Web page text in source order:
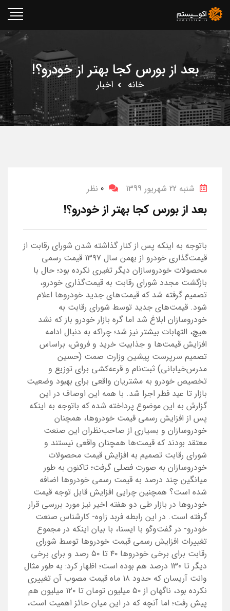
بعد از بورس کجا بهتر از خودرو؟!
خانه اخبار
شنبه 22 شهریور 1399 0 نظر
بعد از بورس کجا بهتر از خودرو؟!
باتوجه به اینکه پس از کنار گذاشته شدن شورای رقابت از
قیمت‌گذاری خودرو از بهمن سال ۱۳۹۷ قیمت رسمی
محصولات خودروسازان دیگر تغیری نکرده بود؛ حال با
بازگشت مجدد شورای رقابت به قیمت‌گذاری خودرو،
تصمیم گرفته شد که قیمت‌های جدید خودروها اعلام
شود. قیمت‌های جدید توسط شورای رقابت به
خودروسازان ابلاغ شد اما گره بازار خودرو باز که نشد
هیچ، التهابات بیشتر نیز شد؛ چراکه به دنبال ادامه
افزایش قیمت‌ها و جذابیت خرید و فروش، براساس
تصمیم سرپرست پیشین وزارت صمت (حسین
مدرس‌خیابانی) ثبت‌نام و قرعه‌کشی برای توزیع و
تخصیص خودرو به مشتریان واقعی برای بهبود وضعیت
بازار تا عید فطر اجرا شد. با همه این اوصاف در این
گزارش به این موضوع پرداخته شده که باتوجه به اینکه
پس از افزایش رسمی قیمت خودروها، همچنان
خودروسازان و بسیاری از صاحب‌نظران این صنعت
معتقد بودند که قیمت‌ها همچنان واقعی نیستند و
شورای رقابت تصمیم به افزایش قیمت‌ محصولات
خودروسازان به صورت فصلی گرفت؛ تاکنون به طور
میانگین چند درصد به قیمت رسمی خودروها اضافه
شده است؟ همچنین چرایی افزایش قابل توجه قیمت
خودروها در بازار طی دو هفته اخیر نیز مورد بررسی قرار
گرفته است. در این رابطه فربد زاوه- کارشناس صنعت
خودرو- در گفت‌وگو با ایسنا، با بیان اینکه در مجموع
تغییرات افزایش رسمی قیمت خودروها توسط شورای
رقابت برای برخی خودروها ۴۰ تا ۵۰ رصد و برای برخی
دیگر تا ۱۳۰ درصد هم بوده است؛ اظهار کرد: به طور مثال
وانت آریسان که حدود ۱۸ ماه قیمت مصوب آن تغییری
نکرده بود، ناگهان از ۵۰ میلیون تومان تا ۱۲۰ میلیون هم
پیش رفت؛ اما آنچه که در این میان حائز اهمیت است،